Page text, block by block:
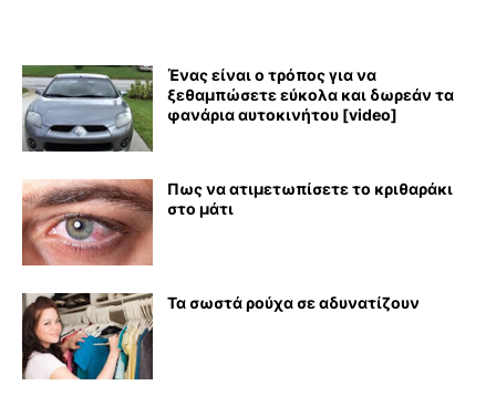
Ένας είναι ο τρόπος για να
ξεθαμπώσετε εύκολα και δωρεάν τα
φανάρια αυτοκινήτου [video]
Πως να ατιμετωπίσετε το κριθαράκι
στο μάτι
Τα σωστά ρούχα σε αδυνατίζουν